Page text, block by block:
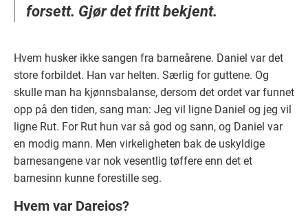
forsett. Gjør det fritt bekjent.
Hvem husker ikke sangen fra barneårene. Daniel var det
store forbildet. Han var helten. Særlig for guttene. Og
skulle man ha kjønnsbalanse, dersom det ordet var funnet
opp på den tiden, sang man: Jeg vil ligne Daniel og jeg vil
ligne Rut. For Rut hun var så god og sann, og Daniel var
en modig mann. Men virkeligheten bak de uskyldige
barnesangene var nok vesentlig tøffere enn det et
barnesinn kunne forestille seg.
Hvem var Dareios?